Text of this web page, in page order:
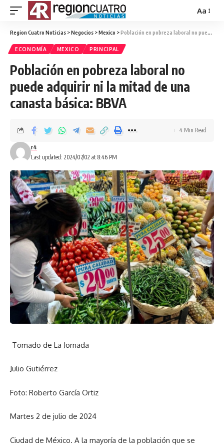
Aa
Region Cuatro Noticias >Negocios >Mexico >Población en pobreza laboral no puede adquirir ni la mitad de una canasta básica: BBVA
ECONOMÍA MEXICO PRINCIPAL
Población en pobreza laboral no
puede adquirir ni la mitad de una
canasta básica: BBVA
Last updated: 2024/07/02 at 8:46 PM
r4
4 Min Read
Tomado de La Jornada
Julio Gutiérrez
Foto: Roberto García Ortiz
Martes 2 de julio de 2024
Ciudad de México. A la mayoría de la población que se